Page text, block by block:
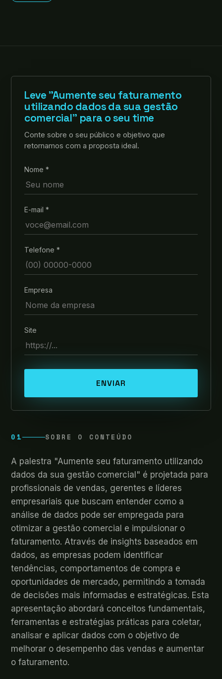
Leve "Aumente seu faturamento
utilizando dados da sua gestão
comercial" para o seu time
Conte sobre o seu público e objetivo que
retornamos com a proposta ideal.
Nome *
E-mail *
Telefone *
Empresa
Site
ENVIAR
01 SOBRE O CONTEÚDO
A palestra "Aumente seu faturamento utilizando
dados da sua gestão comercial" é projetada para
profissionais de vendas, gerentes e líderes
empresariais que buscam entender como a
análise de dados pode ser empregada para
otimizar a gestão comercial e impulsionar o
faturamento. Através de insights baseados em
dados, as empresas podem identificar
tendências, comportamentos de compra e
oportunidades de mercado, permitindo a tomada
de decisões mais informadas e estratégicas. Esta
apresentação abordará conceitos fundamentais,
ferramentas e estratégias práticas para coletar,
analisar e aplicar dados com o objetivo de
melhorar o desempenho das vendas e aumentar
o faturamento.